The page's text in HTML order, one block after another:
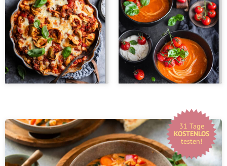
31 Tage
KOSTENLOS
testen!